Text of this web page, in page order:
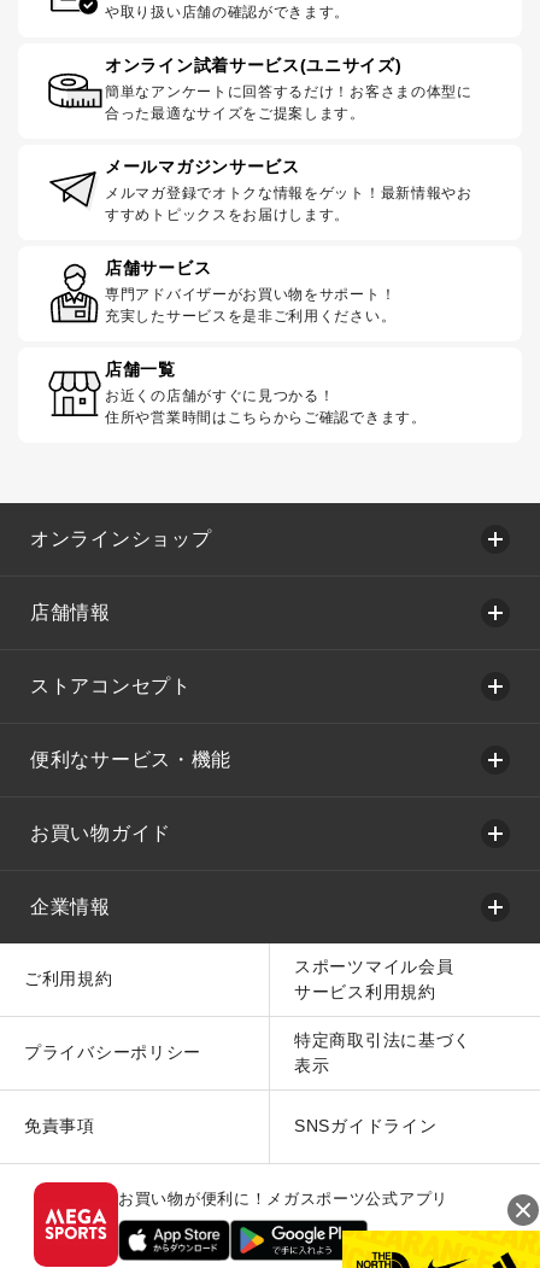
や取り扱い店舗の確認ができます。
オンライン試着サービス(ユニサイズ)
簡単なアンケートに回答するだけ！お客さまの体型に
合った最適なサイズをご提案します。
メールマガジンサービス
メルマガ登録でオトクな情報をゲット！最新情報やお
すすめトピックスをお届けします。
店舗サービス
専門アドバイザーがお買い物をサポート！
充実したサービスを是非ご利用ください。
店舗一覧
お近くの店舗がすぐに見つかる！
住所や営業時間はこちらからご確認できます。
オンラインショップ
店舗情報
ストアコンセプト
便利なサービス・機能
お買い物ガイド
企業情報
ご利用規約
スポーツマイル会員
サービス利用規約
プライバシーポリシー
特定商取引法に基づく
表示
免責事項 SNSガイドライン
お買い物が便利に！メガスポーツ公式アプリ